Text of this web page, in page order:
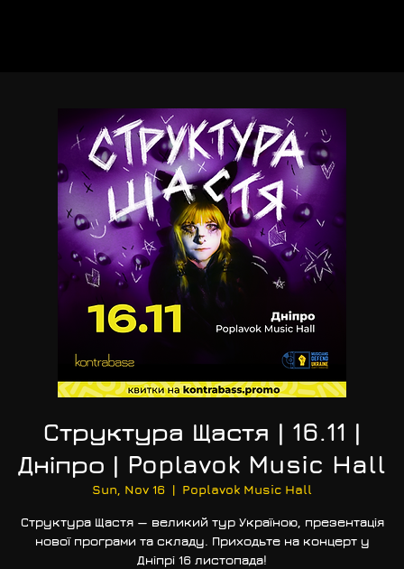
Структура Щастя | 16.11 |
Дніпро | Poplavok Music Hall
Sun, Nov 16
  |
Poplavok Music Hall
Структура Щастя — великий тур Україною, презентація
нової програми та складу. Приходьте на концерт у
Дніпрі 16 листопада!